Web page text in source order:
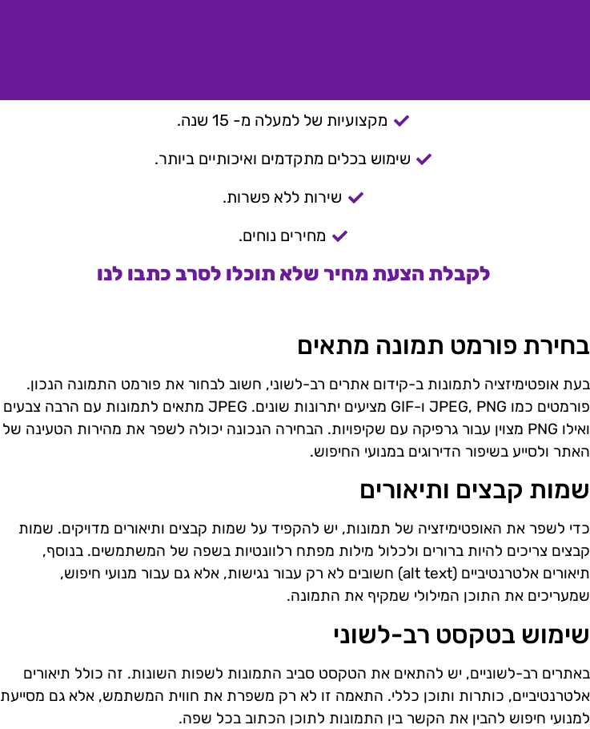
מקצועיות של למעלה מ- 15 שנה.
שימוש בכלים מתקדמים ואיכותיים ביותר.
שירות ללא פשרות.
מחירים נוחים.
לקבלת הצעת מחיר שלא תוכלו לסרב כתבו לנו
בחירת פורמט תמונה מתאים
בעת אופטימיזציה לתמונות ב-קידום אתרים רב-לשוני, חשוב לבחור את פורמט התמונה הנכון.
פורמטים כמו JPEG, PNG ו-GIF מציעים יתרונות שונים. JPEG מתאים לתמונות עם הרבה צבעים
ואילו PNG מצוין עבור גרפיקה עם שקיפויות. הבחירה הנכונה יכולה לשפר את מהירות הטעינה של
האתר ולסייע בשיפור הדירוגים במנועי החיפוש.
שמות קבצים ותיאורים
כדי לשפר את האופטימיזציה של תמונות, יש להקפיד על שמות קבצים ותיאורים מדויקים. שמות
קבצים צריכים להיות ברורים ולכלול מילות מפתח רלוונטיות בשפה של המשתמשים. בנוסף,
תיאורים אלטרנטיביים (alt text) חשובים לא רק עבור נגישות, אלא גם עבור מנועי חיפוש,
שמעריכים את התוכן המילולי שמקיף את התמונה.
שימוש בטקסט רב-לשוני
באתרים רב-לשוניים, יש להתאים את הטקסט סביב התמונות לשפות השונות. זה כולל תיאורים
אלטרנטיביים, כותרות ותוכן כללי. התאמה זו לא רק משפרת את חווית המשתמש, אלא גם מסייעת
למנועי חיפוש להבין את הקשר בין התמונות לתוכן הכתוב בכל שפה.